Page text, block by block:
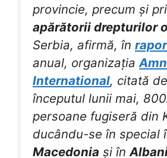
provincie, precum și
apărătorii drepturilor
Serbia, afirmă, în
anual, organizația
International, citată
începutul lunii mai,
persoane fugiseră din
ducându-se în special
Macedonia și în